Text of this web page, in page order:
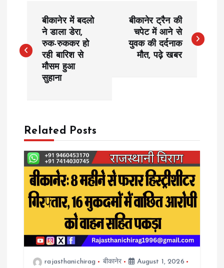
s
a
v
g
a
बीकानेर में बदलो
ने डाला डेरा,
रुक-रुककर हो
रही बारिश से
मौसम हुआ
सुहाना
बीकानेर ट्रैन की
चपेट में आने से
युवक की दर्दनाक
मौत, पढ़े खबर
Related Posts
rajasthanichirag बीकानेर
August 1, 2026